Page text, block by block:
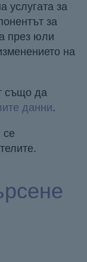
услугата за
за
през юли
на
също да
данни.
се